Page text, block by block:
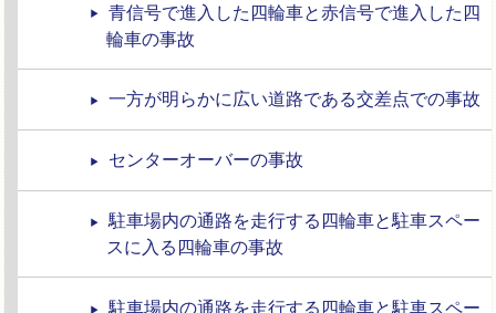
青信号で進入した四輪車と赤信号で進入した四
輪車の事故
一方が明らかに広い道路である交差点での事故
センターオーバーの事故
駐車場内の通路を走行する四輪車と駐車スペー
スに入る四輪車の事故
駐車場内の通路を走行する四輪車と駐車スペー